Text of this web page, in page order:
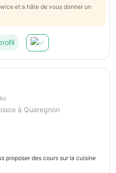
et a hâte de vous donner un
à Quaregnon
proposer des cours sur la cuisine